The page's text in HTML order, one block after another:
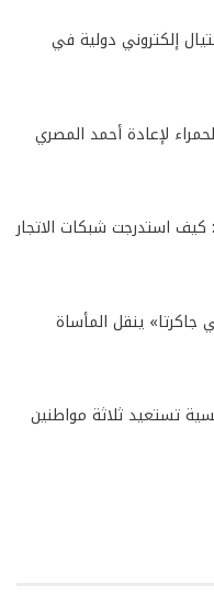
إلكتروني دولية في
لإعادة أحمد المصري
استدرجت شبكات الاتجار
ينقل المأساة
تستعيد ثلاثة مواطنين